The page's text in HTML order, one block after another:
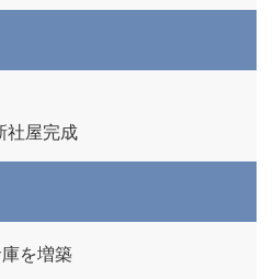
社屋完成
を増築